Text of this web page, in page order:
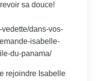
sa douce!
dans-vos-
isabelle-
du-panama/
rejoindre Isabelle